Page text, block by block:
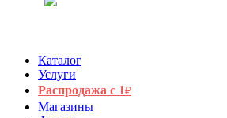
Каталог
Услуги
Распродажа с 1₽
Магазины